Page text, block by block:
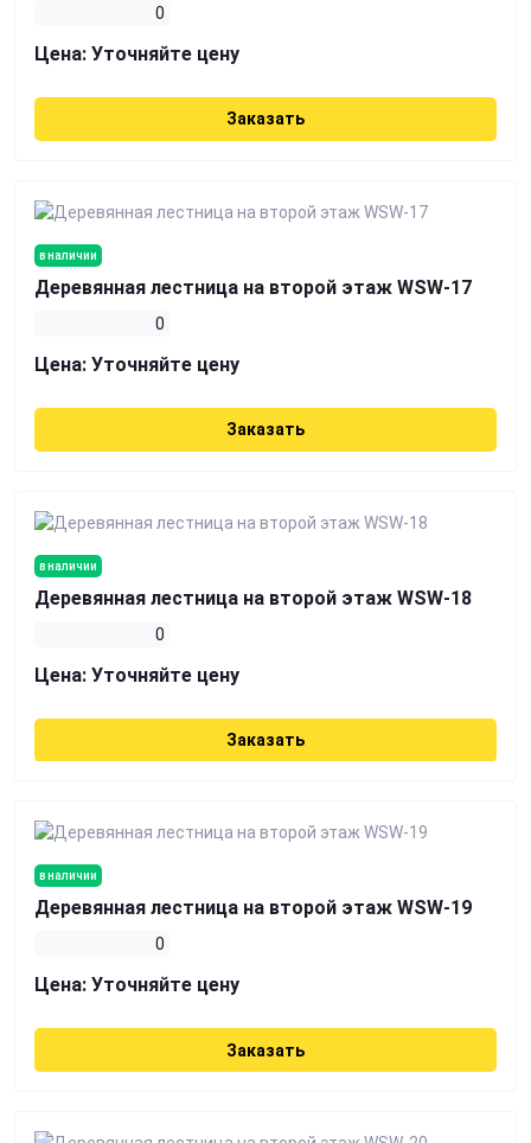
0
Цена: Уточняйте цену
Заказать
в наличии
Деревянная лестница на второй этаж WSW-17
0
Цена: Уточняйте цену
Заказать
в наличии
Деревянная лестница на второй этаж WSW-18
0
Цена: Уточняйте цену
Заказать
в наличии
Деревянная лестница на второй этаж WSW-19
0
Цена: Уточняйте цену
Заказать